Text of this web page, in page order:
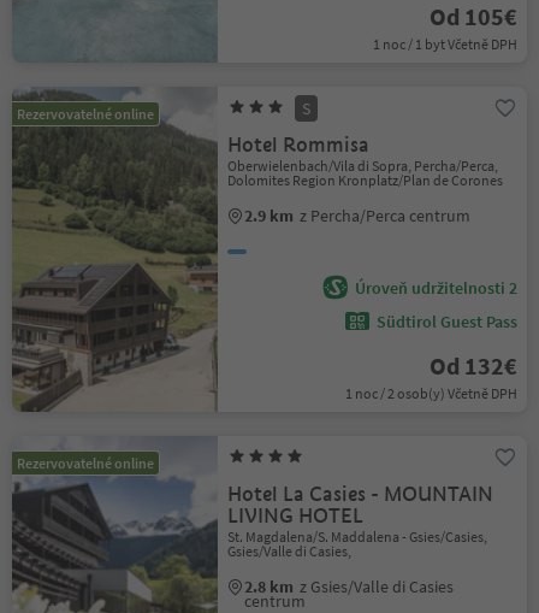
Od 105€
1 noc / 1 byt Včetně DPH
Rezervovatelné online S
Hotel Rommisa
Oberwielenbach/Vila di Sopra, Percha/Perca,
Dolomites Region Kronplatz/Plan de Corones
2.9 km z Percha/Perca centrum
Úroveň udržitelnosti 2
Südtirol Guest Pass
Od 132€
1 noc / 2 osob(y) Včetně DPH
Rezervovatelné online
Hotel La Casies - MOUNTAIN
LIVING HOTEL
St. Magdalena/S. Maddalena - Gsies/Casies,
Gsies/Valle di Casies,
2.8 km z Gsies/Valle di Casies
centrum